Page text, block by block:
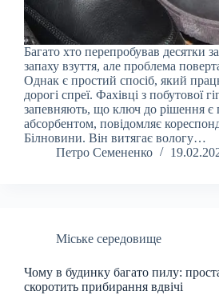
Багато хто перепробував десятки
запаху взуття, але проблема
Однак є простий спосіб, який
дорогі спреї. Фахівці з побутової
запевняють, що ключ до рішення є
абсорбентом, повідомляє
Білновини. Він витягає вологу…
Петро Семененко
Міське середовище
Чому в будинку багато пилу:
скоротить прибирання вдвічі